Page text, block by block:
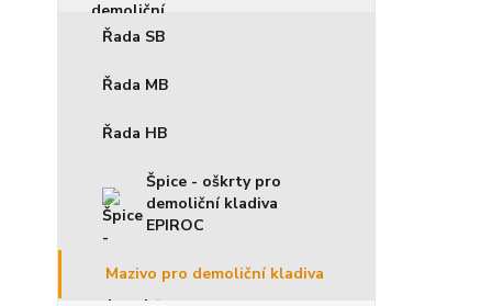
Řada SB
Řada MB
Řada HB
Špice - oškrty pro
demoliční kladiva
EPIROC
Mazivo pro demoliční kladiva